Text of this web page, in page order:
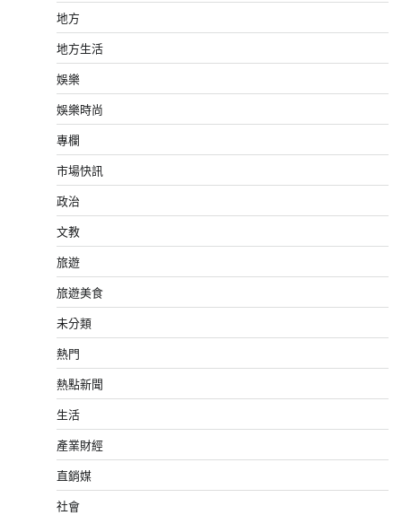
地方
地方生活
娛樂
娛樂時尚
專欄
市場快訊
政治
文教
旅遊
旅遊美食
未分類
熱門
熱點新聞
生活
產業財經
直銷媒
社會